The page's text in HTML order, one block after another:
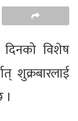
दिनको विशेष
शुक्रबारलाई